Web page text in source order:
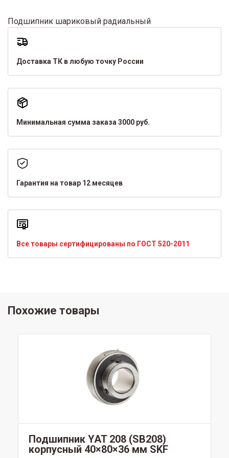
Подшипник шариковый радиальный
Доставка ТК в любую точку России
Минимальная сумма заказа 3000 руб.
Гарантия на товар 12 месяцев
Все товары сертифицированы по ГОСТ 520-2011
Похожие товары
Подшипник YAT 208 (SB208)
корпусный 40×80×36 мм SKF